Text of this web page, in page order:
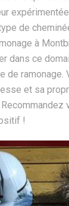
de
à
dans ce
de ramonage.
et sa
!